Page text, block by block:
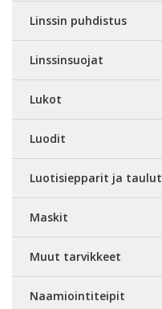
Linssin puhdistus
Linssinsuojat
Lukot
Luodit
Luotisiepparit ja taulut
Maskit
Muut tarvikkeet
Naamiointiteipit